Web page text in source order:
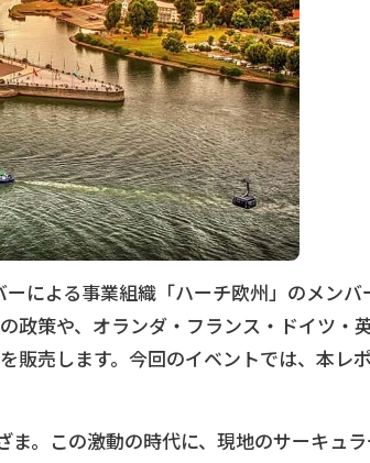
による事業組織「ハーチ欧州」のメンバ
政策や、オランダ・フランス・ドイツ・
販売します。今回のイベントでは、本レ
ま。この激動の時代に、現地のサーキュ